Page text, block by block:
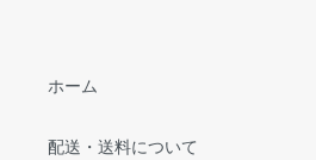
ホーム
配送・送料について